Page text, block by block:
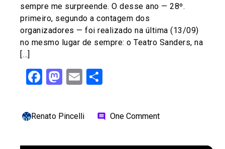
sempre me surpreende. O desse ano — 28º.
primeiro, segundo a contagem dos
organizadores — foi realizado na última (13/09)
no mesmo lugar de sempre: o Teatro Sanders, na
[…]
Facebook
Mastodon
Email
Renato Pincelli comment One Comment